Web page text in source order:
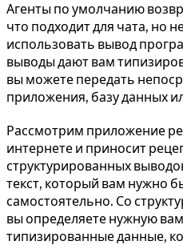
Агенты по умолчанию
что подходит для чата, но
использовать вывод
выводы дают вам
вы можете передать
приложения, базу данных
Рассмотрим приложение
интернете и приносит
структурированных
текст, который вам нужно
самостоятельно. Со
вы определяете нужную
типизированные данные,